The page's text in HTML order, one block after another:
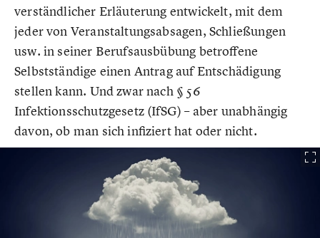
verständlicher Erläuterung entwickelt, mit dem
jeder von Veranstaltungsabsagen, Schließungen
usw. in seiner Berufsausbübung betroffene
Selbstständige einen Antrag auf Entschädigung
stellen kann. Und zwar nach § 56
Infektionsschutzgesetz (IfSG) – aber unabhängig
davon, ob man sich infiziert hat oder nicht.